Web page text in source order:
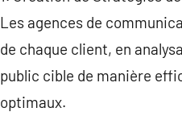
Les agences de
de chaque client, en
public cible de manière
optimaux.